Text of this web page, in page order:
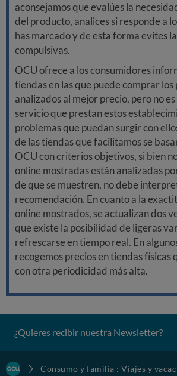
aconsejamos que evalúes la
del producto, analices si responde a
has marcado y de esta forma evites
compulsivas.
OCU ofrece a los consumidores
tiendas en las que puede comprar
analizados al mejor precio, pero no
servicio que prestan estos
problemas que puedan surgir con
de las tiendas que facilitamos se
OCU con criterios objetivos, si bien
online mostradas están analizadas
de que se muestren, no debe
recomendación. En cuanto a la
online mostrados, se actualizan dos
que existe la posibilidad de ligeras
refrescarse en tiempo real. En
recogemos precios en tiendas físicas
con otra periodicidad más alta.
¿Quieres recibir nuestra Newsletter?
Consumo y familia : Viajes y